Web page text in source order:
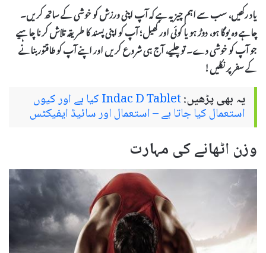
یاد رکھیں، سب سے اہم چیز یہ ہے کہ آپ اپنیورزشکو خوشی کے ساتھ کریں۔
چاہے وہیوگاہو، دوڑ ہو یا کوئی اور کھیل؛ آپ کو اپنی پسند کا طریقہ تلاش کرنا چاہیے
جو آپ کو خوشی دے۔ تو چلیے، آج ہی شروع کریں اور اپنے آپ کو طاقتور بنانے
کے سفر پر نکلیں!
یہ بھی پڑھیں: Indac D Tablet کیا ہے اور کیوں
استعمال کیا جاتا ہے – استعمال اور سائیڈ ایفیکٹس
وزن اٹھانے کی مہارت